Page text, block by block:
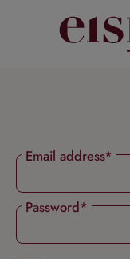
Email address*
Password*